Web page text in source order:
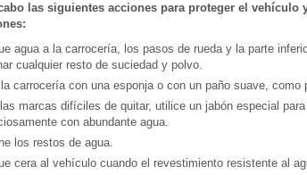
las siguientes acciones para proteger el vehículo
agua a la carrocería, los pasos de rueda y la parte
cualquier resto de suciedad y polvo.
carrocería con una esponja o con un paño suave, como
marcas difíciles de quitar, utilice un jabón especial
con abundante agua.
los restos de agua.
cera al vehículo cuando el revestimiento resistente al